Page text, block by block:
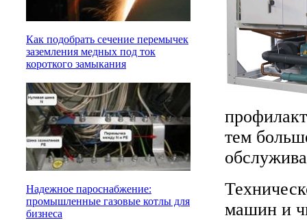
Как подобрать сечение перемычек
заземления медных под ток
короткого замыкания
Надежное пароснабжение:
промышленные газовые котлы для
бизнеса
тем
машин и